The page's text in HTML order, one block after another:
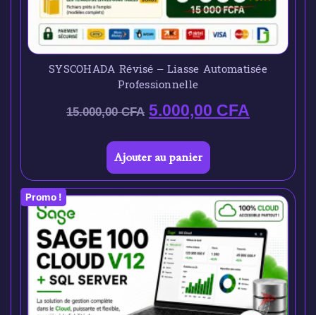
SYSCOHADA Révisé – Liasse Automatisée
Professionnelle
15.000,00CFA 5.000,00 CFA
Ajouter au panier
Promo !